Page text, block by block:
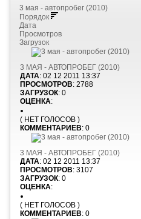
3 мая - автопробег (2010)
Порядок
Дата
Просмотров
Загрузок
3 МАЯ - АВТОПРОБЕГ (2010)
ДАТА: 02 12 2011 13:37
ПРОСМОТРОВ: 2788
ЗАГРУЗОК: 0
ОЦЕНКА:
( НЕТ ГОЛОСОВ )
КОММЕНТАРИЕВ: 0
3 МАЯ - АВТОПРОБЕГ (2010)
ДАТА: 02 12 2011 13:37
ПРОСМОТРОВ: 3107
ЗАГРУЗОК: 0
ОЦЕНКА:
( НЕТ ГОЛОСОВ )
КОММЕНТАРИЕВ: 0